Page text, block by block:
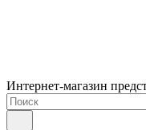
Интернет-магазин